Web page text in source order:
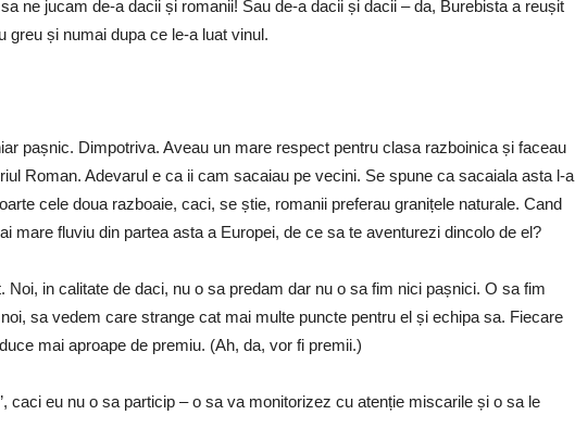
ne jucam de-a dacii și romanii! Sau de-a dacii și dacii – da, Burebista a reușit
greu și numai dupa ce le-a luat vinul.
pașnic. Dimpotriva. Aveau un mare respect pentru clasa razboinica și faceau
Roman. Adevarul e ca ii cam sacaiau pe vecini. Se spune ca sacaiala asta l-a
cele doua razboaie, caci, se știe, romanii preferau granițele naturale. Cand
mare fluviu din partea asta a Europei, de ce sa te aventurezi dincolo de el?
Noi, in calitate de daci, nu o sa predam dar nu o sa fim nici pașnici. O sa fim
sa vedem care strange cat mai multe puncte pentru el și echipa sa. Fiecare
mai aproape de premiu. (Ah, da, vor fi premii.)
caci eu nu o sa particip – o sa va monitorizez cu atenție miscarile și o sa le